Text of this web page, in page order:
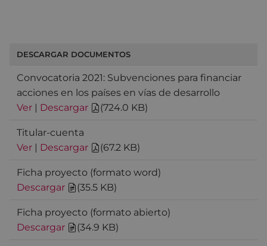
DESCARGAR DOCUMENTOS
Convocatoria 2021: Subvenciones para financiar
acciones en los países en vías de desarrollo
Ver | Descargar (724.0 KB)
Titular-cuenta
Ver | Descargar (67.2 KB)
Ficha proyecto (formato word)
Descargar
(35.5 KB)
Ficha proyecto (formato abierto)
Descargar
(34.9 KB)